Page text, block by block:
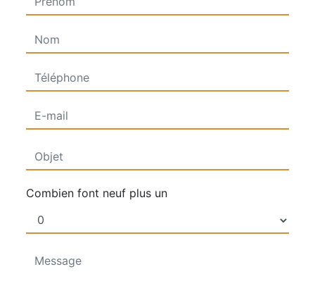
Combien font neuf plus un